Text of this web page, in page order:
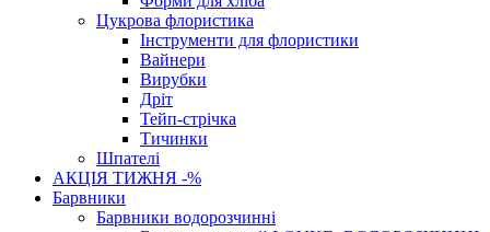
Цукрова флористика
Інструменти для флористики
Вайнери
Вирубки
Дріт
Тейп-стрічка
Тичинки
Шпателі
АКЦІЯ ТИЖНЯ -%
Барвники
Барвники водорозчинні